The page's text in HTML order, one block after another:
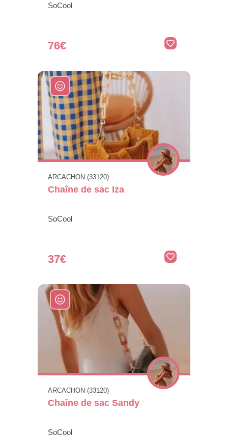
SoCool
76€
ARCACHON (33120)
Chaîne de sac Iza
SoCool
37€
ARCACHON (33120)
Chaîne de sac Sandy
SoCool